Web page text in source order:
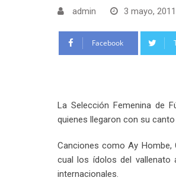
admin 3 mayo, 2011
Facebook
La Selección Femenina de
quienes llegaron con su
Canciones como Ay
cual los ídolos del vallenato
internacionales.